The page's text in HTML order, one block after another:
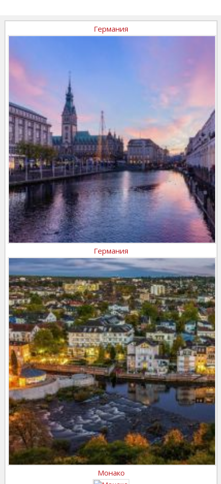
Германия
Германия
Монако